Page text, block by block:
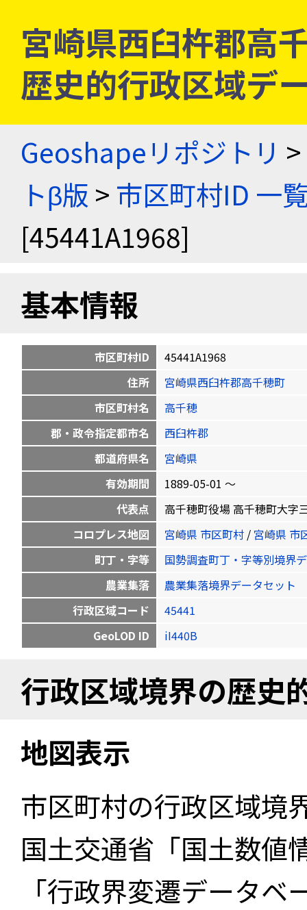
宮崎県西臼杵郡高
歴史的行政区域デ
Geoshapeリポジトリ >
トβ版 > 市区町村ID 一
[45441A1968]
基本情報
市区町村ID
45441A1968
住所
宮崎県西臼杵郡高千穂町
市区町村名
高千穂
郡・政令指定都市名
西臼杵郡
都道府県名
宮崎県
有効期間
1889-05-01 〜
代表点
高千穂町役場 高千穂町大字
コロプレス地図
宮崎県 市区町村 / 宮崎県 市
町丁・字等
国勢調査町丁・字等別境界
農業集落
農業集落境界データセット
行政区域コード
45441
GeoLOD ID
iI440B
行政区域境界の歴史
地図表示
市区町村の行政区域境
国土交通省「国土数値
「行政界変遷データ